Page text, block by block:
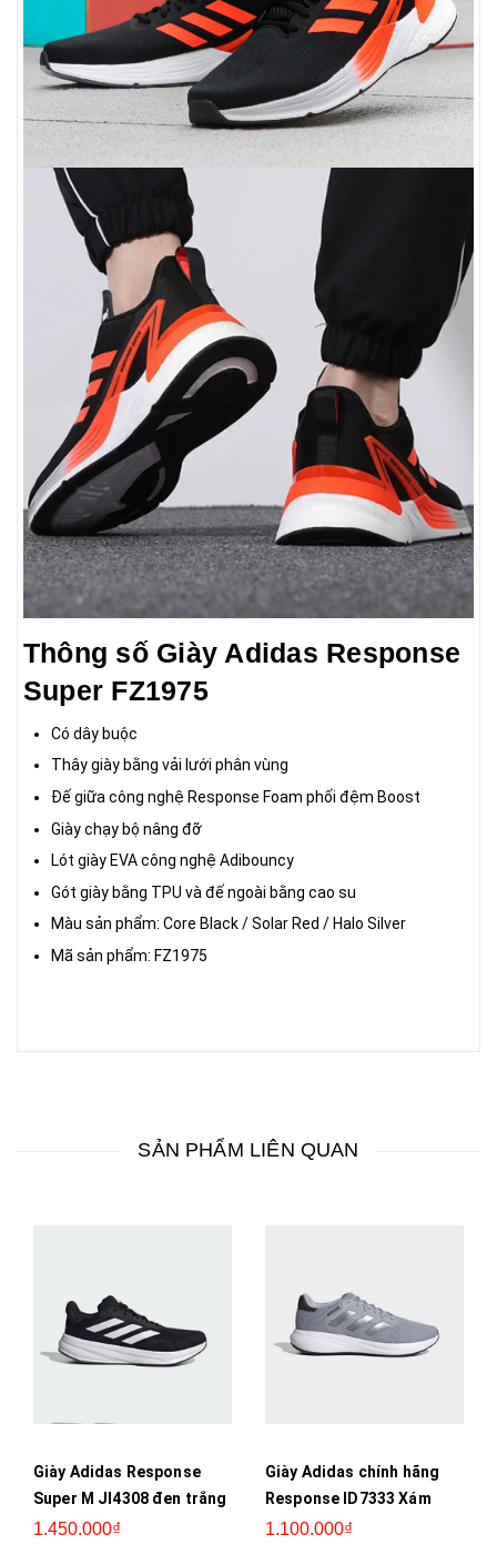
Thông số Giày Adidas Response
Super FZ1975
Có dây buộc
Thây giày bằng vải lưới phân vùng
Đế giữa công nghệ Response Foam phối đệm Boost
Giày chạy bộ nâng đỡ
Lót giày EVA công nghệ Adibouncy
Gót giày bằng TPU và đế ngoài bằng cao su
Màu sản phẩm: Core Black / Solar Red / Halo Silver
Mã sản phẩm: FZ1975
SẢN PHẨM LIÊN QUAN
Giày Adidas Response
Super M JI4308 đen trắng
1.450.000₫
Giày Adidas chính hãng
Response ID7333 Xám
1.100.000₫